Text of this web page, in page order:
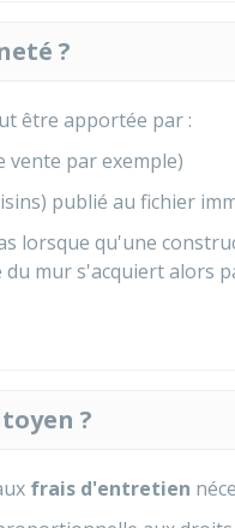
?
être apportée par :
vente par exemple)
publié au fichier
lorsque qu'une
mur s'acquiert alors
?
frais d'entretien